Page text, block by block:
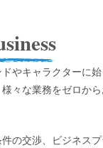
やキャラクターに
々な業務をゼロか
の交渉、ビジネス